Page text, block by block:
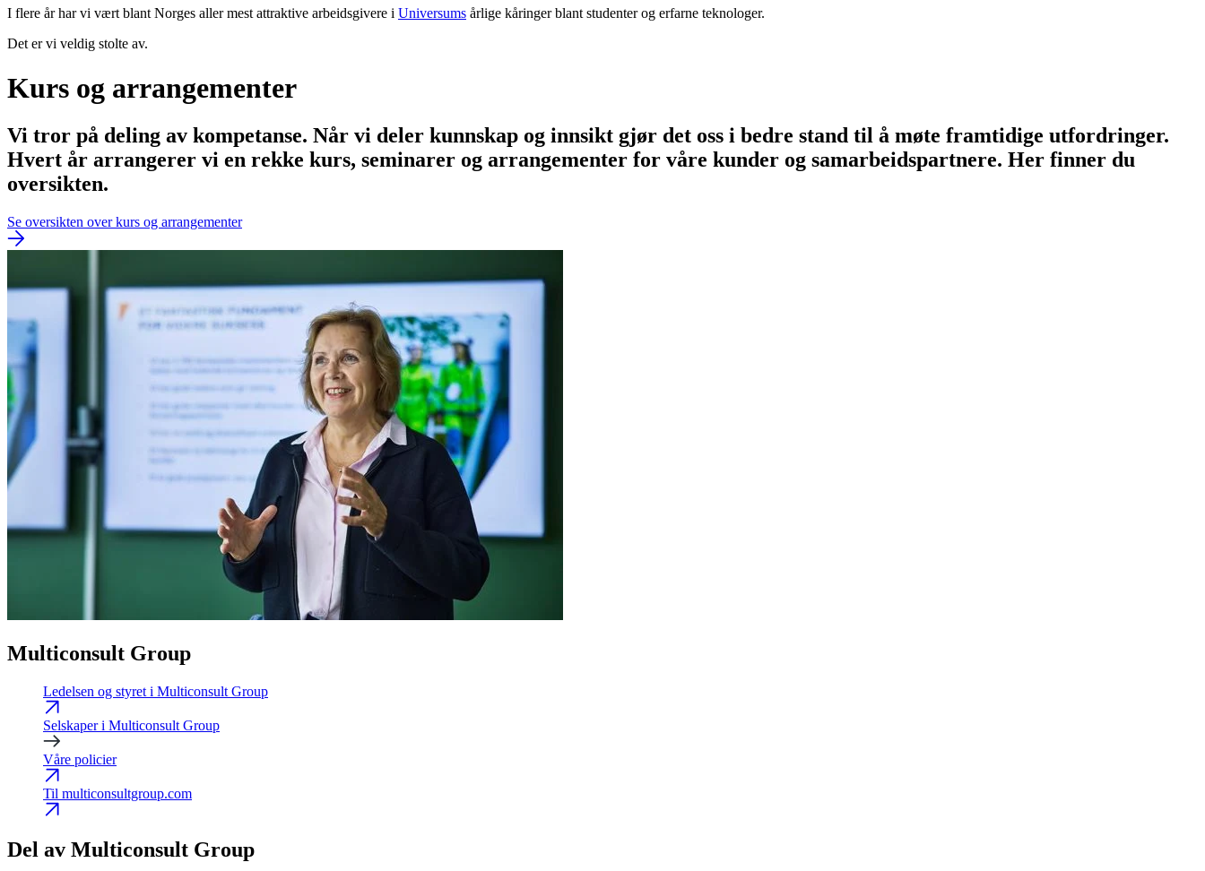
I flere år har vi vært blant Norges aller mest attraktive arbeidsgivere i Universums årlige kåringer blant studenter og erfarne teknologer.
Det er vi veldig stolte av.
Kurs og arrangementer
Vi tror på deling av kompetanse. Når vi deler kunnskap og innsikt gjør det oss i bedre stand til å møte framtidige utfordringer.
Hvert år arrangerer vi en rekke kurs, seminarer og arrangementer for våre kunder og samarbeidspartnere. Her finner du
oversikten.
Se oversikten over kurs og arrangementer
Multiconsult Group
Ledelsen og styret i Multiconsult Group
Selskaper i Multiconsult Group
Våre policier
Til multiconsultgroup.com
Del av Multiconsult Group